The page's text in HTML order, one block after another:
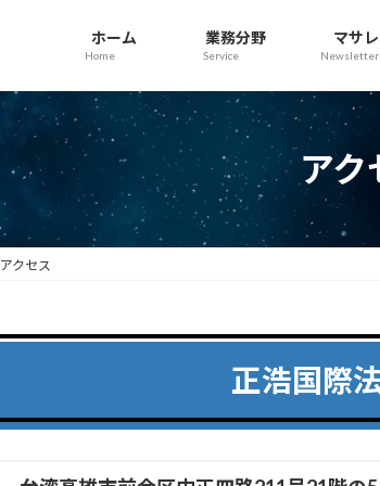
ホーム
Home
業務分野
Service
マサ
Newsletter
アク
アクセス
正浩国際